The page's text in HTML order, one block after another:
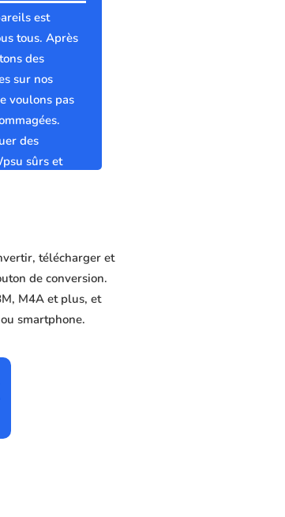
est
tous. Après
des
sur nos
voulons pas
des
sûrs et
télécharger et
de conversion.
M4A et plus, et
smartphone.